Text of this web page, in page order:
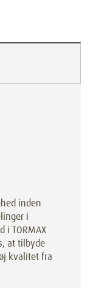
inden
i
i TORMAX
at tilbyde
kvalitet fra